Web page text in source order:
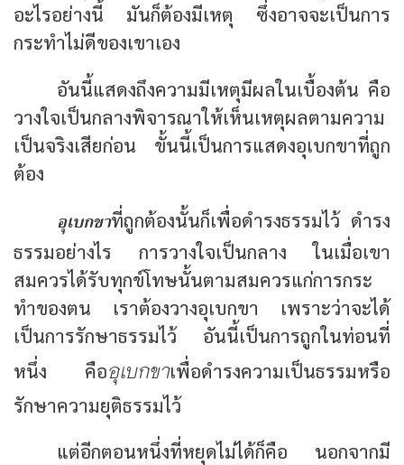
อะไรอย่างนี้ มันก็ต้องมีเหตุ ซึ่งอาจจะเป็นการ
กระทำไม่ดีของเขาเอง
อันนี้แสดงถึงความมีเหตุมีผลในเบื้องต้น คือ
วางใจเป็นกลางพิจารณาให้เห็นเหตุผลตามความ
เป็นจริงเสียก่อน ขั้นนี้เป็นการแสดงอุเบกขาที่ถูก
ต้อง
อุเบกขาที่ถูกต้องนั้นก็เพื่อดำรงธรรมไว้ ดำรง
ธรรมอย่างไร การวางใจเป็นกลาง ในเมื่อเขา
สมควรได้รับทุกข์โทษนั้นตามสมควรแก่การกระ
ทำของตน เราต้องวางอุเบกขา เพราะว่าจะได้
เป็นการรักษาธรรมไว้ อันนี้เป็นการถูกในท่อนที่
หนึ่ง คืออุเบกขาเพื่อดำรงความเป็นธรรมหรือ
รักษาความยุติธรรมไว้
แต่อีกตอนหนึ่งที่หยุดไม่ได้ก็คือ นอกจากมี